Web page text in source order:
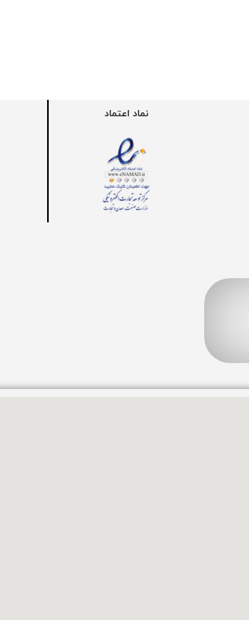
نماد اعتماد